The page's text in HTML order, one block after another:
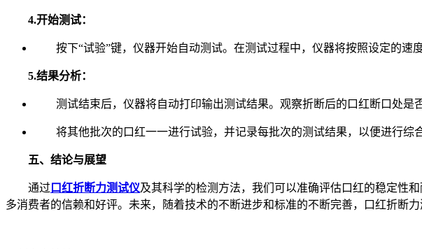
4.开始测试：
按下“试验”键，仪器开始自动测试。在测试过程中，仪器将按照设定的速
5.结果分析：
测试结束后，仪器将自动打印输出测试结果。观察折断后的口红断口处是
将其他批次的口红一一进行试验，并记录每批次的测试结果，以便进行综合
五、结论与展望
通过 口红折断力测试仪及其科学的检测方法，我们可以准确评估口红的稳定性
多消费者的信赖和好评。未来，随着技术的不断进步和标准的不断完善，口红折断